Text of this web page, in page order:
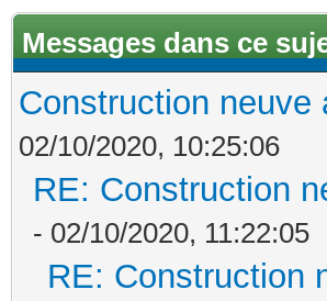
Messages dans ce
Construction neuve
02/10/2020, 10:25:06
RE: Construction
- 02/10/2020, 11:22:05
RE: Construction